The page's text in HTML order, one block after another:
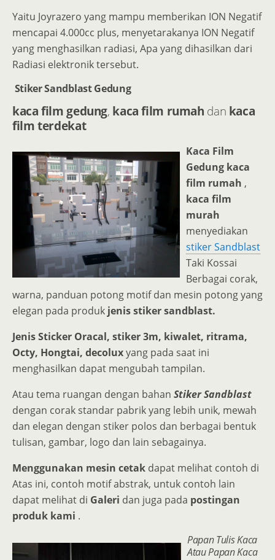
Yaitu Joyrazero yang mampu memberikan ION Negatif
mencapai 4.000cc plus, menyetarakanya ION Negatif
yang menghasilkan radiasi, Apa yang dihasilkan dari
Radiasi elektronik tersebut.
Stiker Sandblast Gedung
kaca film gedung, kaca film rumah dan kaca
film terdekat
Kaca Film
Gedung kaca
film rumah ,
kaca film
murah
menyediakan
stiker Sandblast
Taki Kossai
Berbagai corak,
warna, panduan potong motif dan mesin potong yang
elegan pada produk jenis stiker sandblast.
Jenis Sticker Oracal, stiker 3m, kiwalet, ritrama,
Octy, Hongtai, decoluxyang pada saat ini
menghasilkan dapat mengubah tampilan.
Atau tema ruangan dengan bahan Stiker Sandblast
dengan corak standar pabrik yang lebih unik, mewah
dan elegan dengan stiker polos dan berbagai bentuk
tulisan, gambar, logo dan lain sebagainya.
Menggunakan mesin cetak dapat melihat contoh di
Atas ini, contoh motif abstrak, untuk contoh lain
dapat melihat di Galeri dan juga pada postingan
produk kami .
Papan Tulis Kaca
Atau Papan Kaca